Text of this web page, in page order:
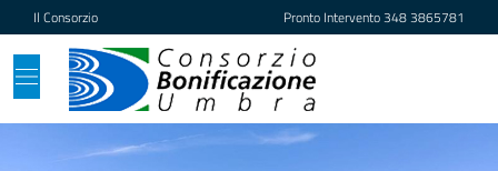
Vai ai contenuti
Vai al footer
Il Consorzio Pronto Intervento348 3865781